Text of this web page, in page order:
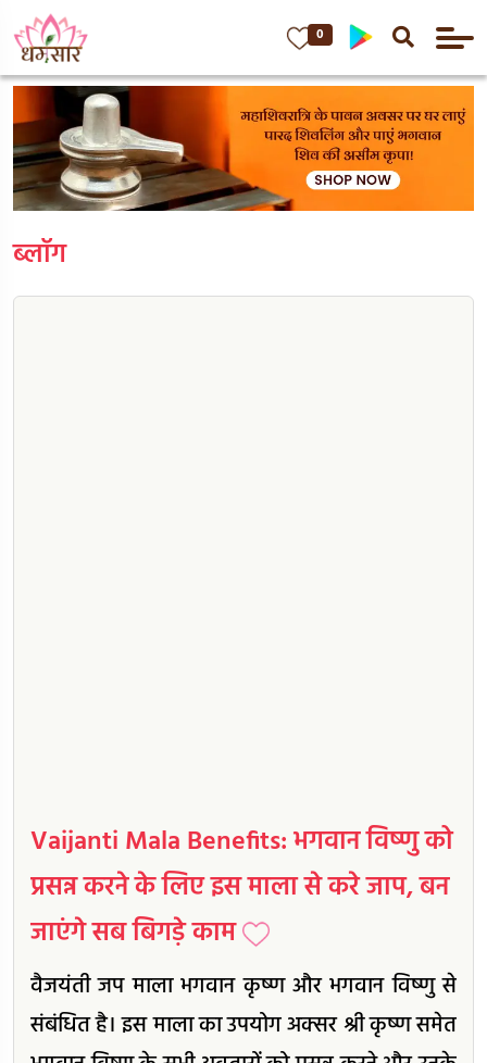
0
ब्लॉग
Vaijanti Mala Benefits: भगवान विष्णु को
प्रसन्न करने के लिए इस माला से करे जाप, बन
जाएंगे सब बिगड़े काम
वैजयंती जप माला भगवान कृष्ण और भगवान विष्णु से
संबंधित है। इस माला का उपयोग अक्सर श्री कृष्ण समेत